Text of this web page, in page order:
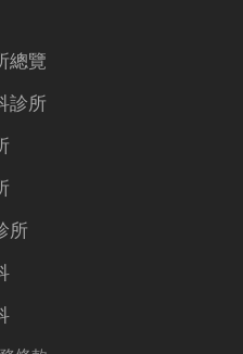
總覽
診所
所